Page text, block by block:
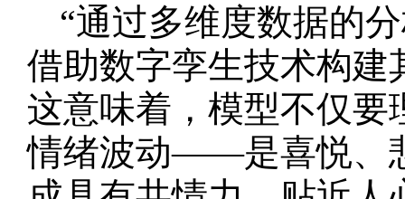
“通过多维度数据的
借助数字孪生技术构建
这意味着，模型不仅
情绪波动——是喜悦、